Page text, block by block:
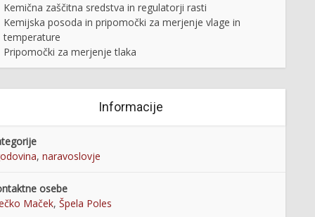
Kemična zaščitna sredstva in regulatorji rasti
Kemijska posoda in pripomočki za merjenje vlage in
temperature
Pripomočki za merjenje tlaka
Informacije
, naravoslovje
osebe
Maček, Špela Poles